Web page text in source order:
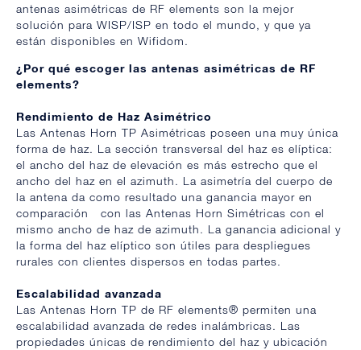
antenas asimétricas de RF elements son la mejor
solución para WISP/ISP en todo el mundo, y que ya
están disponibles en Wifidom.
¿Por qué escoger las antenas asimétricas de RF
elements?
Rendimiento de Haz Asimétrico
Las Antenas Horn TP Asimétricas poseen una muy única
forma de haz. La sección transversal del haz es elíptica:
el ancho del haz de elevación es más estrecho que el
ancho del haz en el azimuth. La asimetría del cuerpo de
la antena da como resultado una ganancia mayor en
comparación con las Antenas Horn Simétricas con el
mismo ancho de haz de azimuth. La ganancia adicional y
la forma del haz elíptico son útiles para despliegues
rurales con clientes dispersos en todas partes.
Escalabilidad avanzada
Las Antenas Horn TP de RF elements® permiten una
escalabilidad avanzada de redes inalámbricas. Las
propiedades únicas de rendimiento del haz y ubicación